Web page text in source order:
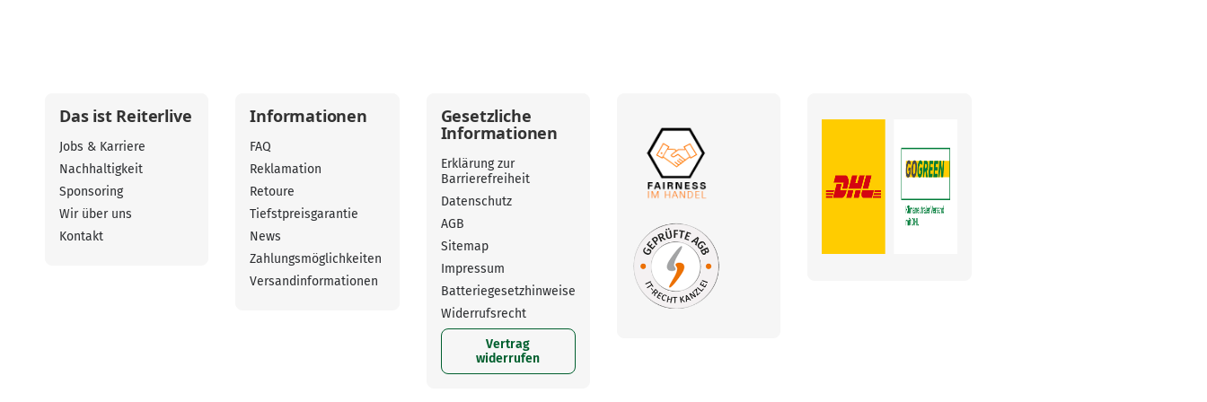
Das ist Reiterlive
Jobs & Karriere
Nachhaltigkeit
Sponsoring
Wir über uns
Kontakt
Informationen
FAQ
Reklamation
Retoure
Tiefstpreisgarantie
News
Zahlungsmöglichkeiten
Versandinformationen
Gesetzliche
Informationen
Erklärung zur
Barrierefreiheit
Datenschutz
AGB
Sitemap
Impressum
Batteriegesetzhinweise
Widerrufsrecht
Vertrag
widerrufen